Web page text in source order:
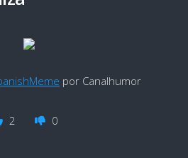
por Canalhumor
2 0